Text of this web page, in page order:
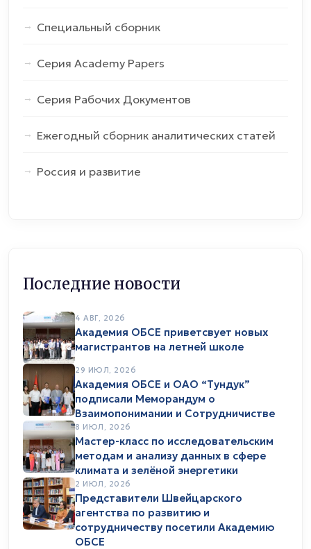
Специальный сборник
Серия Academy Papers
Серия Рабочих Документов
Ежегодный сборник аналитических статей
Россия и развитие
Последние новости
4 АВГ, 2026
Академия ОБСЕ приветсвует новых
магистрантов на летней школе
29 ИЮЛ, 2026
Академия ОБСЕ и ОАО “Тундук”
подписали Меморандум о
Взаимопонимании и Сотрудничистве
8 ИЮЛ, 2026
Мастер-класс по исследовательским
методам и анализу данных в сфере
климата и зелёной энергетики
2 ИЮЛ, 2026
Представители Швейцарского
агентства по развитию и
сотрудничеству посетили Академию
ОБСЕ